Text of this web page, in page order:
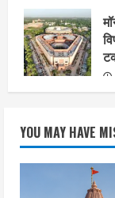
YOU MAY HAVE